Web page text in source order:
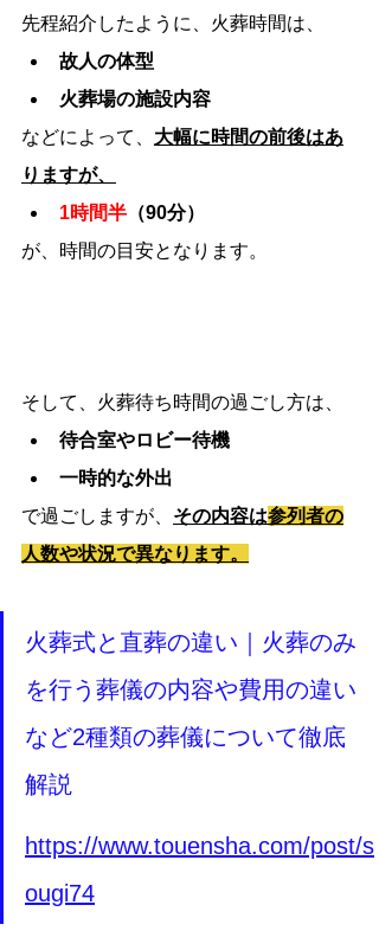
先程紹介したように、火葬時間は、
故人の体型
火葬場の施設内容
などによって、 大幅に時間の前後はあ
りますが、
1時間半 （90分）
が、時間の目安となります。
そして、火葬待ち時間の過ごし方は、
待合室やロビー待機
一時的な外出
で過ごしますが、 その内容は参列者の
人数や状況で異なります。
火葬式と直葬の違い｜火葬のみ
を行う葬儀の内容や費用の違い
など2種類の葬儀について徹底
解説
https://www.touensha.com/post/s
ougi74